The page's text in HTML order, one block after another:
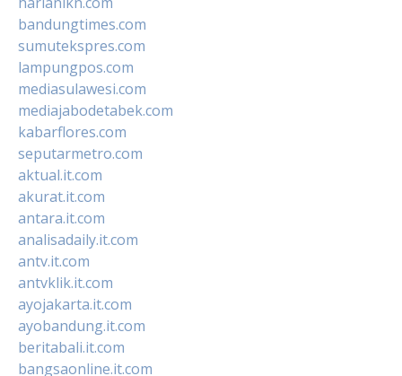
bandungtimes.com
sumutekspres.com
lampungpos.com
mediasulawesi.com
mediajabodetabek.com
kabarflores.com
seputarmetro.com
aktual.it.com
akurat.it.com
antara.it.com
analisadaily.it.com
antv.it.com
antvklik.it.com
ayojakarta.it.com
ayobandung.it.com
beritabali.it.com
bangsaonline.it.com